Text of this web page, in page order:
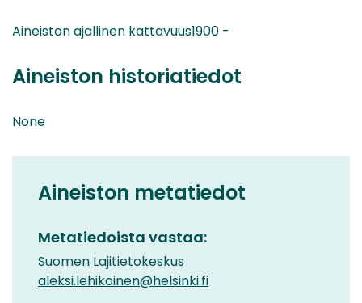
Aineiston ajallinen kattavuus1900 -
Aineiston historiatiedot
None
Aineiston metatiedot
Metatiedoista vastaa:
Suomen Lajitietokeskus
aleksi.lehikoinen@helsinki.fi